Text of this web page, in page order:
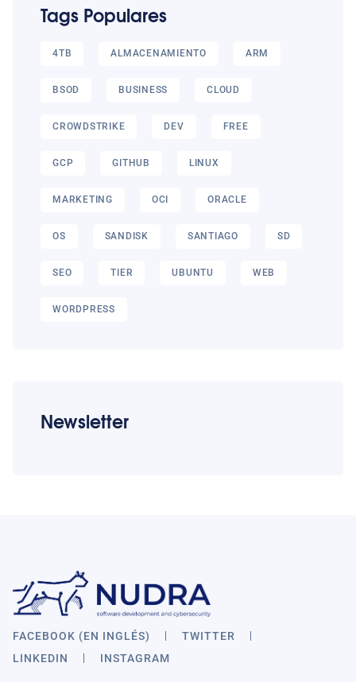
Tags Populares
4TB ALMACENAMIENTO ARM
BSOD BUSINESS CLOUD
CROWDSTRIKE DEV FREE
GCP GITHUB LINUX
MARKETING OCI ORACLE
OS SANDISK SANTIAGO SD
SEO TIER UBUNTU WEB
WORDPRESS
Newsletter
FACEBOOK (EN INGLÉS)
TWITTER
LINKEDIN
INSTAGRAM